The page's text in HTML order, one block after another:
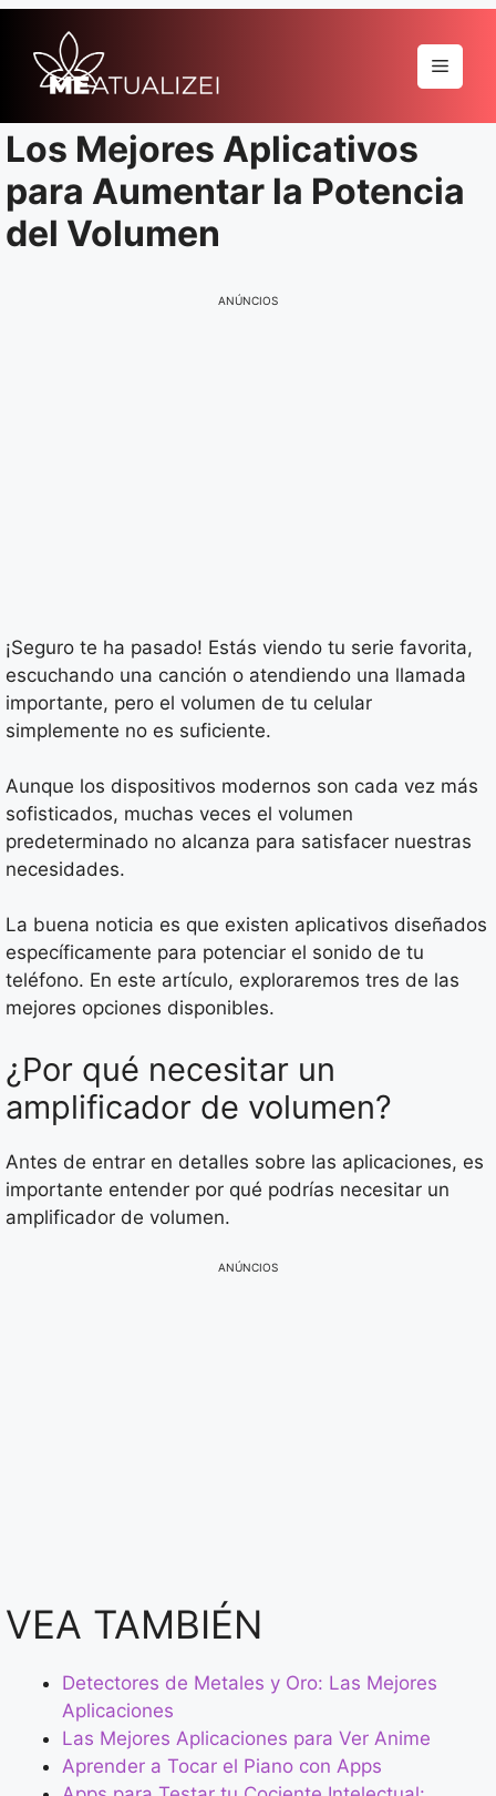
para
Menu
Los Mejores Aplicativos
para Aumentar la Potencia
del Volumen
ANÚNCIOS
¡Seguro te ha pasado! Estás viendo tu serie favorita,
escuchando una canción o atendiendo una llamada
importante, pero el volumen de tu celular
simplemente no es suficiente.
Aunque los dispositivos modernos son cada vez más
sofisticados, muchas veces el volumen
predeterminado no alcanza para satisfacer nuestras
necesidades.
La buena noticia es que existen aplicativos diseñados
específicamente para potenciar el sonido de tu
teléfono. En este artículo, exploraremos tres de las
mejores opciones disponibles.
¿Por qué necesitar un
amplificador de volumen?
Antes de entrar en detalles sobre las aplicaciones, es
importante entender por qué podrías necesitar un
amplificador de volumen.
ANÚNCIOS
VEA TAMBIÉN
Detectores de Metales y Oro: Las Mejores
Aplicaciones
Las Mejores Aplicaciones para Ver Anime
Aprender a Tocar el Piano con Apps